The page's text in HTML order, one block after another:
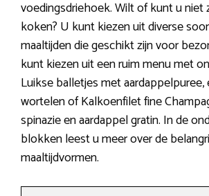
voedingsdriehoek. Wilt of kunt u niet
koken? U kunt kiezen uit diverse
maaltijden die geschikt zijn voor
kunt kiezen uit een ruim menu met
Luikse balletjes met aardappelpuree,
wortelen of Kalkoenfilet fine
spinazie en aardappel gratin. In de
blokken leest u meer over de
maaltijdvormen.